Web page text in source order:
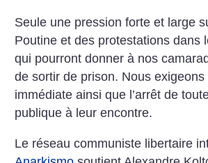
Seule une pression forte et large
Poutine et des protestations dans
qui pourront donner à nos
de sortir de prison. Nous
immédiate ainsi que l’arrêt de
publique à leur encontre.
Le réseau communiste libertaire